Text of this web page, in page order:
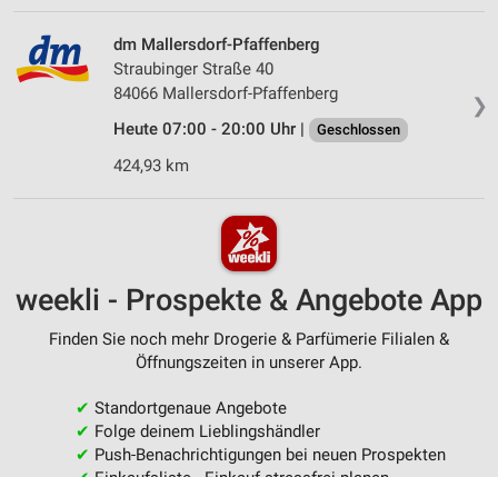
❯
dm Mallersdorf-Pfaffenberg
Straubinger Straße 40
84066 Mallersdorf-Pfaffenberg
Heute 07:00 - 20:00 Uhr |
Geschlossen
424,93 km
weekli - Prospekte & Angebote App
Finden Sie noch mehr Drogerie & Parfümerie Filialen &
Öffnungszeiten in unserer App.
✔ Standortgenaue Angebote
✔ Folge deinem Lieblingshändler
✔ Push-Benachrichtigungen bei neuen Prospekten